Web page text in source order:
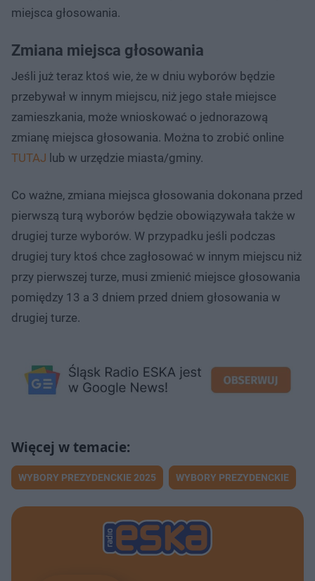
miejsca głosowania.
Zmiana miejsca głosowania
Jeśli już teraz ktoś wie, że w dniu wyborów będzie
przebywał w innym miejscu, niż jego stałe miejsce
zamieszkania, może wnioskować o jednorazową
zmianę miejsca głosowania. Można to zrobić online
TUTAJ lub w urzędzie miasta/gminy.
Co ważne, zmiana miejsca głosowania dokonana przed
pierwszą turą wyborów będzie obowiązywała także w
drugiej turze wyborów. W przypadku jeśli podczas
drugiej tury ktoś chce zagłosować w innym miejscu niż
przy pierwszej turze, musi zmienić miejsce głosowania
pomiędzy 13 a 3 dniem przed dniem głosowania w
drugiej turze.
WYBORY PREZYDENCKIE 2025 WYBORY PREZYDENCKIE